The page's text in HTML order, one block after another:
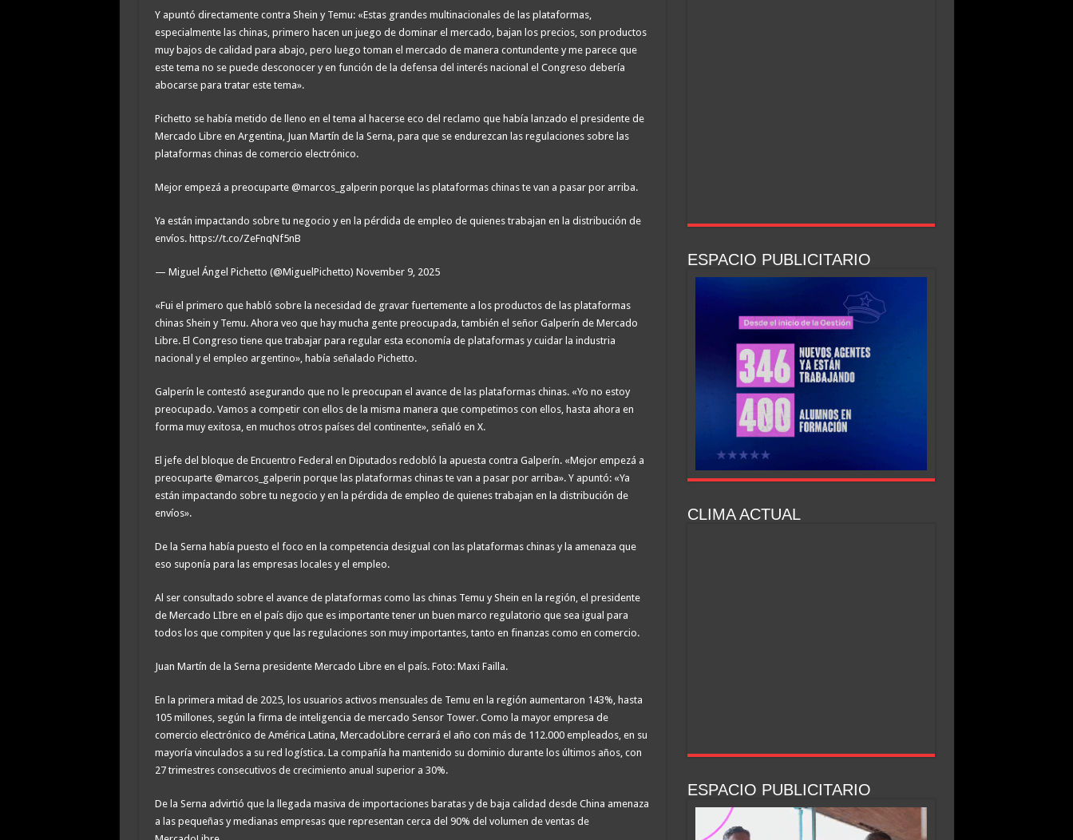
Y apuntó directamente contra Shein y Temu: «Estas grandes multinacionales de las plataformas,
especialmente las chinas, primero hacen un juego de dominar el mercado, bajan los precios, son productos
muy bajos de calidad para abajo, pero luego toman el mercado de manera contundente y me parece que
este tema no se puede desconocer y en función de la defensa del interés nacional el Congreso debería
abocarse para tratar este tema».
Pichetto se había metido de lleno en el tema al hacerse eco del reclamo que había lanzado el presidente de
Mercado Libre en Argentina, Juan Martín de la Serna, para que se endurezcan las regulaciones sobre las
plataformas chinas de comercio electrónico.
Mejor empezá a preocuparte @marcos_galperin porque las plataformas chinas te van a pasar por arriba.
Ya están impactando sobre tu negocio y en la pérdida de empleo de quienes trabajan en la distribución de
envíos. https://t.co/ZeFnqNf5nB
— Miguel Ángel Pichetto (@MiguelPichetto) November 9, 2025
«Fui el primero que habló sobre la necesidad de gravar fuertemente a los productos de las plataformas
chinas Shein y Temu. Ahora veo que hay mucha gente preocupada, también el señor Galperín de Mercado
Libre. El Congreso tiene que trabajar para regular esta economía de plataformas y cuidar la industria
nacional y el empleo argentino», había señalado Pichetto.
Galperín le contestó asegurando que no le preocupan el avance de las plataformas chinas. «Yo no estoy
preocupado. Vamos a competir con ellos de la misma manera que competimos con ellos, hasta ahora en
forma muy exitosa, en muchos otros países del continente», señaló en X.
El jefe del bloque de Encuentro Federal en Diputados redobló la apuesta contra Galperín. «Mejor empezá a
preocuparte @marcos_galperin porque las plataformas chinas te van a pasar por arriba». Y apuntó: «Ya
están impactando sobre tu negocio y en la pérdida de empleo de quienes trabajan en la distribución de
envíos».
De la Serna había puesto el foco en la competencia desigual con las plataformas chinas y la amenaza que
eso suponía para las empresas locales y el empleo.
Al ser consultado sobre el avance de plataformas como las chinas Temu y Shein en la región, el presidente
de Mercado LIbre en el país dijo que es importante tener un buen marco regulatorio que sea igual para
todos los que compiten y que las regulaciones son muy importantes, tanto en finanzas como en comercio.
Juan Martín de la Serna presidente Mercado Libre en el país. Foto: Maxi Failla.
En la primera mitad de 2025, los usuarios activos mensuales de Temu en la región aumentaron 143%, hasta
105 millones, según la firma de inteligencia de mercado Sensor Tower. Como la mayor empresa de
comercio electrónico de América Latina, MercadoLibre cerrará el año con más de 112.000 empleados, en su
mayoría vinculados a su red logística. La compañía ha mantenido su dominio durante los últimos años, con
27 trimestres consecutivos de crecimiento anual superior a 30%.
De la Serna advirtió que la llegada masiva de importaciones baratas y de baja calidad desde China amenaza
a las pequeñas y medianas empresas que representan cerca del 90% del volumen de ventas de
ESPACIO PUBLICITARIO
CLIMA ACTUAL
ESPACIO PUBLICITARIO